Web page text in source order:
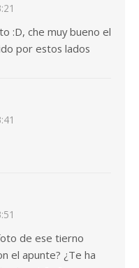
:D, che muy bueno el
por estos lados
de ese tierno
el apunte? ¿Te ha